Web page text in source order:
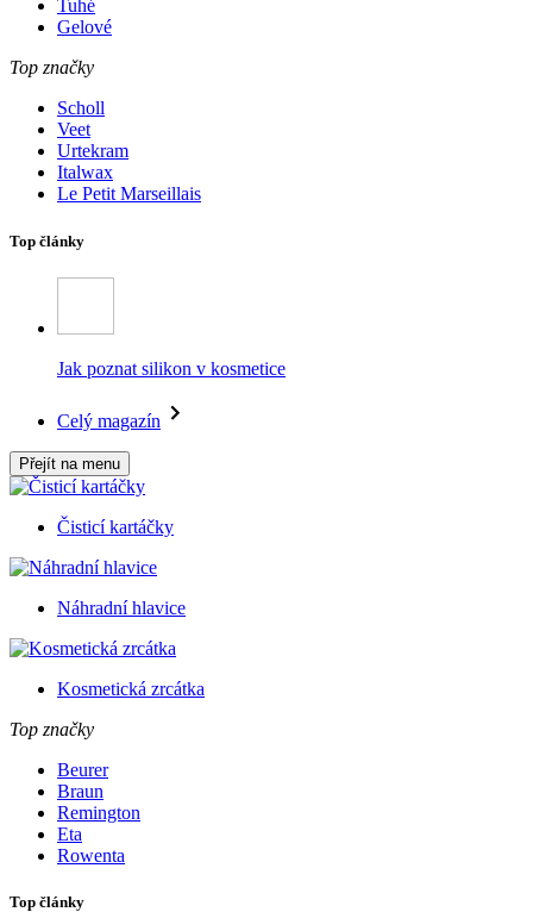
Tuhé
Gelové
Top značky
Scholl
Veet
Urtekram
Italwax
Le Petit Marseillais
Top články
Jak poznat silikon v kosmetice
Celý magazín
Přejít na menu
Čisticí kartáčky
Náhradní hlavice
Kosmetická zrcátka
Top značky
Beurer
Braun
Remington
Eta
Rowenta
Top články